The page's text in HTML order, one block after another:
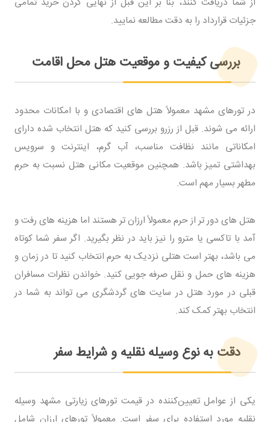
جزئیات قرارداد را به دقت مطالعه نمایید.
بررسی کیفیت و موقعیت هتل محل اقامت
در تورهای مشهد معمولاً هتل ‌های اقتصادی و با امکانات محدود
ارائه می‌ شوند. قبل از رزرو بررسی کنید که هتل انتخاب‌ شده دارای
امکاناتی مانند نظافت مناسب، آب گرم، اینترنت و سرویس
بهداشتی تمیز باشد. همچنین موقعیت مکانی هتل نسبت به حرم
مطهر بسیار مهم است.
هتل ‌های دور تر از حرم معمولاً ارزان ‌تر هستند اما هزینه‌ های رفت ‌و
آمد با تاکسی یا مترو را نیز باید در نظر بگیرید. اگر سفر شما کوتاه
می باشد، بهتر است هتلی نزدیک به حرم انتخاب کنید تا در زمان و
هزینه ‌های حمل ‌و نقل صرفه ‌جویی کنید. خواندن نظرات مسافران
قبلی در مورد هتل در سایت ‌های گردشگری می ‌تواند به شما در
انتخاب بهتر کمک کند.
دقت به نوع وسیله نقلیه و شرایط سفر
یکی از عوامل تعیین‌کننده در قیمت تورهای زیارتی مشهد وسیله
نقلیه مورد استفاده برای سفر است. معمولاً تورهای ارزان شامل